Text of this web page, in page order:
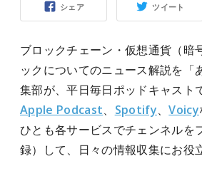
シェア ツイート
ブロックチェーン・仮想通貨（暗
ックについてのニュース解説を「
集部が、平日毎日ポッドキャスト
Apple Podcast、 Spotify、Voicy
ひとも各サービスでチェンネルを
録）して、日々の情報収集にお役